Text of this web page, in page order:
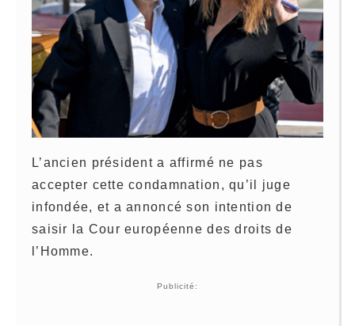
L’ancien président a affirmé ne pas
accepter cette condamnation, qu’il juge
infondée, et a annoncé son intention de
saisir la Cour européenne des droits de
l’Homme.
Publicité: